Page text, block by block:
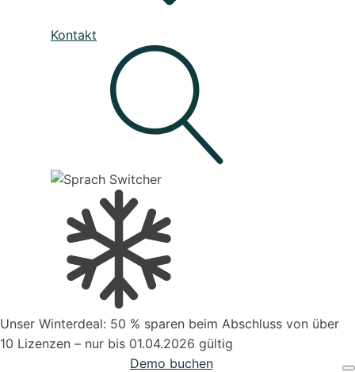
Organisiere deine Aufträge in Überischtlichen
Projekten
Aufträge verwalten
Organisiere deine Aufträge in Überischtlichen
Unser Service
Den besten Service für Ihre Business-Software, die deine
Prozesse verbessert
Live - System Status
Kontakt zum Vertrieb
Kontakt
Unser Winterdeal: 50 % sparen beim Abschluss von über
10 Lizenzen – nur bis 01.04.2026 gültig
Demo buchen